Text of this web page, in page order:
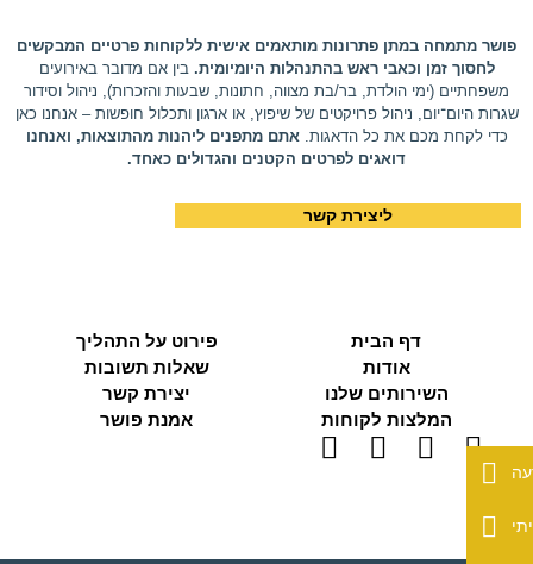
פושר מתמחה במתן פתרונות מותאמים אישית ללקוחות פרטיים המבקשים
לחסוך זמן וכאבי ראש בהתנהלות היומיומית. בין אם מדובר באירועים
משפחתיים (ימי הולדת, בר/בת מצווה, חתונות, שבעות והזכרות), ניהול וסידור
שגרות היום־יום, ניהול פרויקטים של שיפוץ, או ארגון ותכלול חופשות – אנחנו כאן
כדי לקחת מכם את כל הדאגות.אתם מתפנים ליהנות מהתוצאות, ואנחנו
דואגים לפרטים הקטנים והגדולים כאחד.
ליצירת קשר
דף הבית
פירוט על התהליך
אודות
שאלות תשובות
השירותים שלנו
יצירת קשר
המלצות לקוחות
אמנת פושר